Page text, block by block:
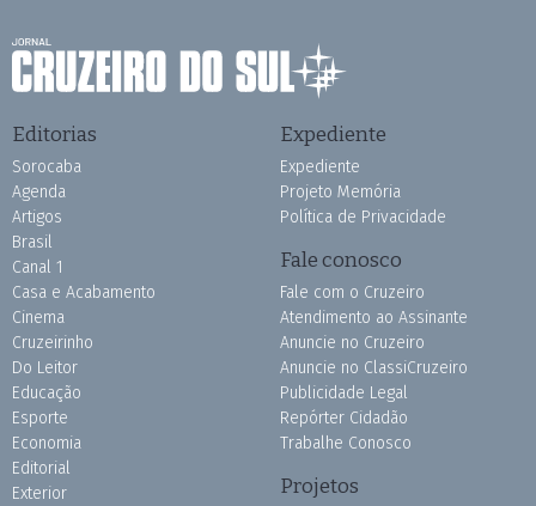
Editorias
Sorocaba
Agenda
Artigos
Brasil
Canal 1
Casa e Acabamento
Cinema
Cruzeirinho
Do Leitor
Educação
Esporte
Economia
Editorial
Exterior
Expediente
Expediente
Projeto Memória
Política de Privacidade
Fale conosco
Fale com o Cruzeiro
Atendimento ao Assinante
Anuncie no Cruzeiro
Anuncie no ClassiCruzeiro
Publicidade Legal
Repórter Cidadão
Trabalhe Conosco
Projetos